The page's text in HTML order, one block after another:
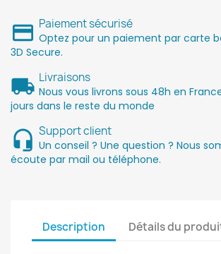
Paiement sécurisé
Optez pour un paiement par carte
3D Secure.
Livraisons
Nous vous livrons sous 48h en
jours dans le reste du monde
Support client
Un conseil ? Une question ? Nous
écoute par mail ou téléphone.
Description Détails du